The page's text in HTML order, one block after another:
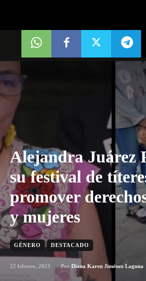
Alejandra Juárez
su festival de
promover
y mujeres
GÉNERO DESTACADO
22 febrero, 2023 Por Diana Karen Jiménez Laguna